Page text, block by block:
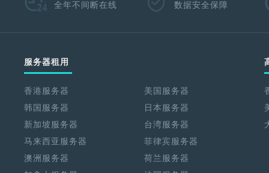
全年不间断在线
数据安全保障
服务器租用
香港服务器
美国服务器
韩国服务器
日本服务器
新加坡服务器
台湾服务器
马来西亚服务器
菲律宾服务器
澳洲服务器
荷兰服务器